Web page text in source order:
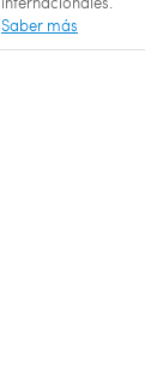
Saber más